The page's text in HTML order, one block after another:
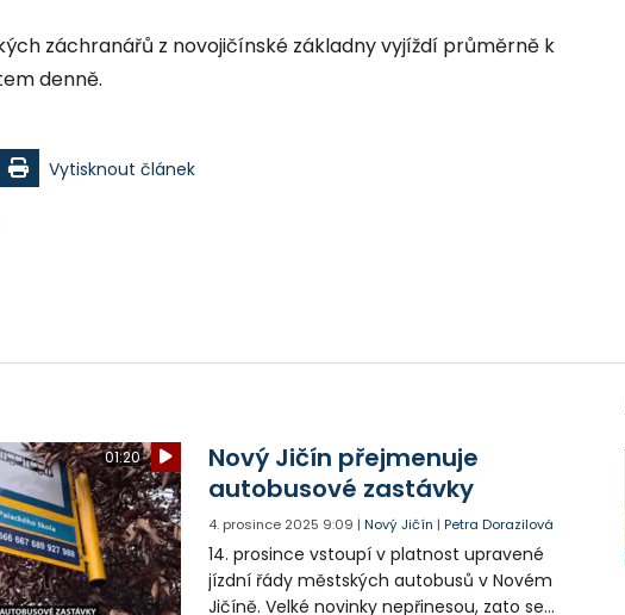
záchranářů z novojičínské základny vyjíždí průměrně k
denně.
Vytisknout článek
01:20
Nový Jičín přejmenuje
autobusové zastávky
4. prosince 2025 9:09 |Nový Jičín |Petra Dorazilová
14. prosince vstoupí v platnost upravené
jízdní řády městských autobusů v Novém
Jičíně. Velké novinky nepřinesou, zato se